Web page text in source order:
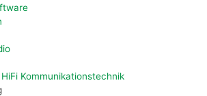
Kommunikationstechnik